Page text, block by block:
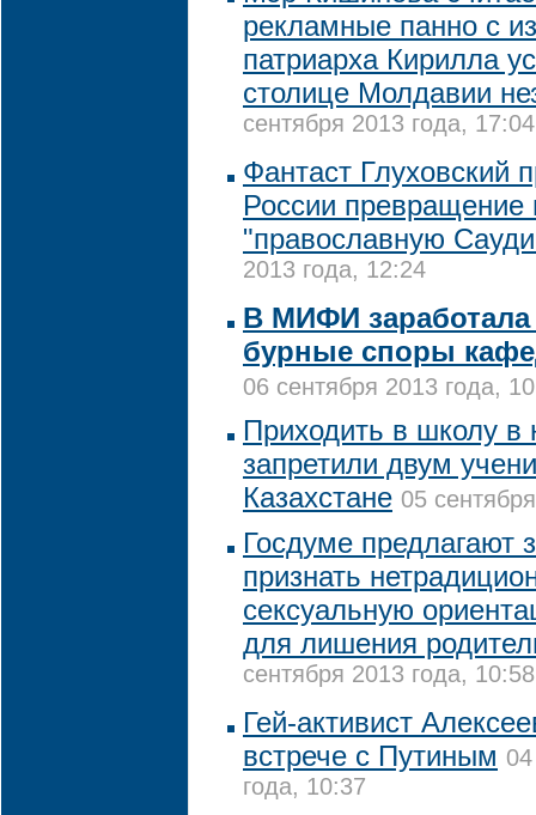
рекламные панно с
патриарха Кирилла
столице Молдавии
сентября 2013 года, 17:04
Фантаст Глуховский
России превращение
"православную
2013 года, 12:24
В МИФИ
бурные споры
06 сентября 2013 года,
Приходить в школу в
запретили двум
Казахстане 05
Госдуме предлагают
признать
сексуальную
для лишения
сентября 2013 года, 10:58
Гей-активист
встрече с Путиным
года, 10:37